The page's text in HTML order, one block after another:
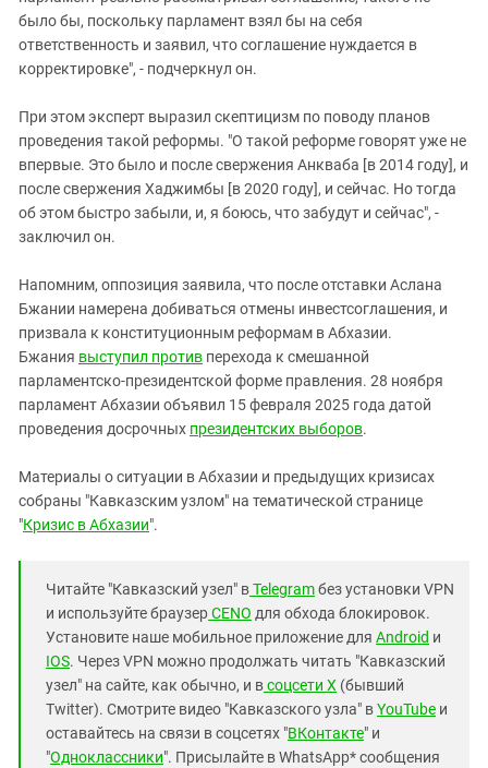
было бы, поскольку парламент взял бы на себя
ответственность и заявил, что соглашение нуждается в
корректировке", - подчеркнул он.
При этом эксперт выразил скептицизм по поводу планов
проведения такой реформы. "О такой реформе говорят уже не
впервые. Это было и после свержения Анкваба [в 2014 году], и
после свержения Хаджимбы [в 2020 году], и сейчас. Но тогда
об этом быстро забыли, и, я боюсь, что забудут и сейчас", -
заключил он.
Напомним, оппозиция заявила, что после отставки Аслана
Бжании намерена добиваться отмены инвестсоглашения, и
призвала к конституционным реформам в Абхазии.
Бжания выступил против перехода к смешанной
парламентско-президентской форме правления. 28 ноября
парламент Абхазии объявил 15 февраля 2025 года датой
проведения досрочных президентских выборов.
Материалы о ситуации в Абхазии и предыдущих кризисах
собраны "Кавказским узлом" на тематической странице
"Кризис в Абхазии".
Читайте "Кавказский узел" вTelegramбез установки VPN
и используйте браузерCENO для обхода блокировок.
Установите наше мобильное приложение для Android и
IOS. Через VPN можно продолжать читать "Кавказский
узел" на сайте, как обычно, и всоцсети X (бывший
Twitter). Смотрите видео "Кавказского узла" вYouTube и
оставайтесь на связи в соцсетях "ВКонтакте" и
"Одноклассники". Присылайте в WhatsApp* сообщения